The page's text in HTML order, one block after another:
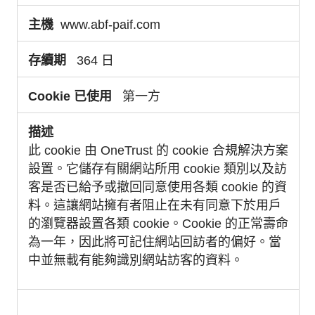
www.abf-paif.com
364 日
第一方
此 cookie 由 OneTrust 的 cookie 合規解決方案
設置。它儲存有關網站所用 cookie 類別以及訪
客是否已給予或撤回同意使用各類 cookie 的資
料。這讓網站擁有者阻止在未有同意下於用戶
的瀏覽器設置各類 cookie。Cookie 的正常壽命
為一年，因此將可記住網站回訪者的偏好。當
中並無載有能夠識別網站訪客的資料。